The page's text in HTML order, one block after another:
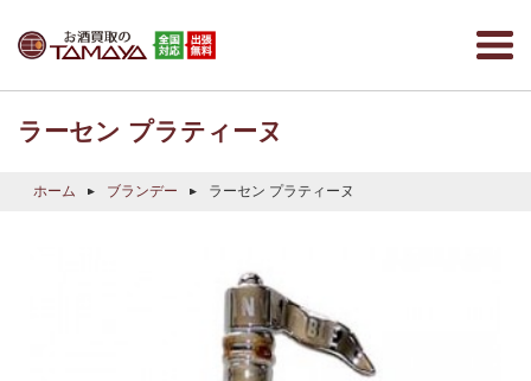
ラーセン プラティーヌ
ホーム ブランデー ラーセン プラティーヌ